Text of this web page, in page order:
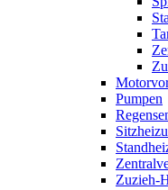
Pumpen
Zuzieh-